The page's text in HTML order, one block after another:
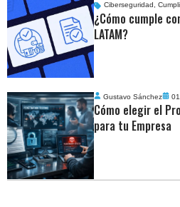
Ciberseguridad ,
¿Cómo cumple
LATAM?
Gustavo Sánchez
Cómo elegir el
para tu Empresa